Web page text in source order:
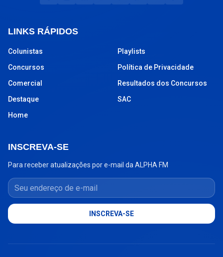
LINKS RÁPIDOS
Colunistas
Concursos
Comercial
Destaque
Home
Playlists
Política de Privacidade
Resultados dos Concursos
SAC
INSCREVA-SE
Para receber atualizações por e-mail da ALPHA FM
Seu endereço de e-mail
INSCREVA-SE